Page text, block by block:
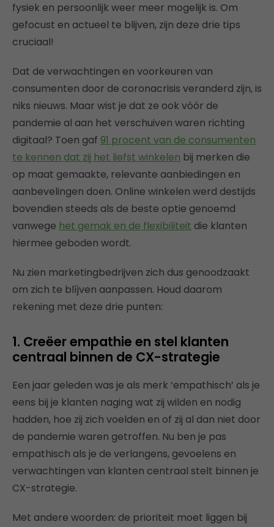
fysiek en persoonlijk weer meer mogelijk is. Om
gefocust en actueel te blijven, zijn deze drie tips
cruciaal!
Dat de verwachtingen en voorkeuren van
consumenten door de coronacrisis veranderd zijn, is
niks nieuws. Maar wist je dat ze ook vóór de
pandemie al aan het verschuiven waren richting
digitaal? Toen gaf 91 procent van de consumenten
te kennen dat zij het liefst winkelen bij merken die
op maat gemaakte, relevante aanbiedingen en
aanbevelingen doen. Online winkelen werd destijds
bovendien steeds als de beste optie genoemd
vanwege het gemak en de flexibiliteit die klanten
hiermee geboden wordt.
Nu zien marketingbedrijven zich dus genoodzaakt
om zich te blíjven aanpassen. Houd daarom
rekening met deze drie punten:
1. Creëer empathie en stel klanten
centraal binnen de CX-strategie
Een jaar geleden was je als merk ‘empathisch’ als je
eens bij je klanten naging wat zij wilden en nodig
hadden, hoe zij zich voelden en of zij al dan niet door
de pandemie waren getroffen. Nu ben je pas
empathisch als je de verlangens, gevoelens en
verwachtingen van klanten centraal stelt binnen je
CX-strategie.
Met andere woorden: de prioriteit moet liggen bij